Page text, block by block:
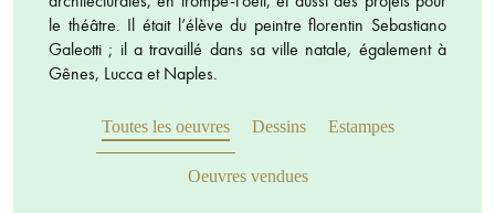
le théâtre. Il était l’élève du peintre florentin Sebastiano
Galeotti ; il a travaillé dans sa ville natale, également à
Gênes, Lucca et Naples.
Toutes les oeuvres Dessins Estampes
Oeuvres vendues